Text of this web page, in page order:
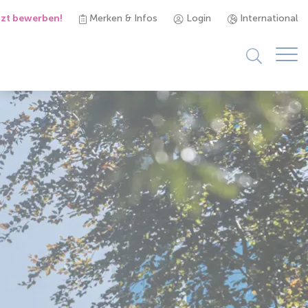
bewerben! Merken & Infos Login International